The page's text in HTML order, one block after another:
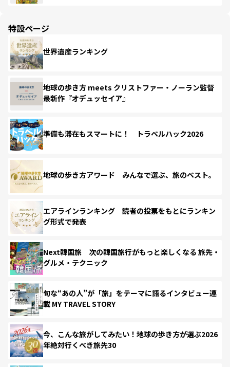
特設ページ
世界遺産ランキング
地球の歩き方 meets クリストファー・ノーラン監督
最新作『オデュッセイア』
準備も滞在もスマートに！ トラベルハック2026
地球の歩き方アワード みんなで選ぶ、旅のベスト。
エアラインランキング 読者の投票をもとにランキン
グ形式で発表
Next韓国旅 次の韓国旅行がもっと楽しくなる 旅先・
グルメ・テクニック
旬な“あの人”が「旅」をテーマに語るインタビュー連
載 MY TRAVEL STORY
今、こんな旅がしてみたい！地球の歩き方が選ぶ2026
年絶対行くべき旅先30